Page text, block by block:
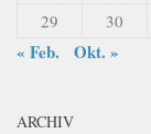
29
30
« Feb. Okt. »
ARCHIV